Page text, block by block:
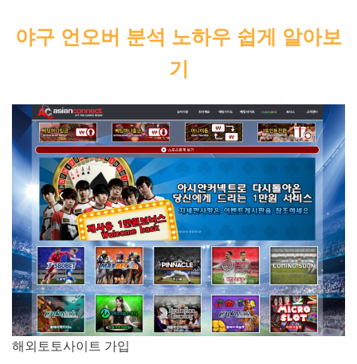
야구 언오버 분석 노하우 쉽게 알아보
기
해외토토사이트 가입